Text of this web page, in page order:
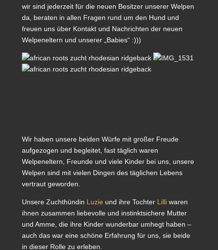
wir sind jederzeit für die neuen Besitzer unserer Welpen
da, beraten in allen Fragen rund um den Hund und
freuen uns über Kontakt und Nachrichten der neuen
Welpeneltern und unserer „Babies“ :)))
Wir haben unsere beiden Würfe mit großer Freude
aufgezogen und begleitet, fast täglich waren
Welpeneltern, Freunde und viele Kinder bei uns, unsere
Welpen sind mit vielen Dingen des täglichen Lebens
vertraut geworden.
Unsere Zuchthündin Luzie und ihre Tochter Lilliwaren
ihnen zusammen liebevolle und instinktsichere Mutter
und Amme, die ihre Kinder wunderbar umhegt haben –
auch das war eine schöne Erfahrung für uns, sie beide
in dieser Rolle zu erleben.